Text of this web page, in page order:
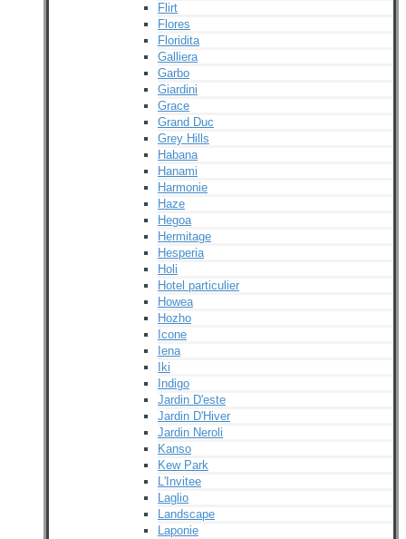
Flirt
Flores
Floridita
Galliera
Garbo
Giardini
Grace
Grand Duc
Grey Hills
Habana
Hanami
Harmonie
Haze
Hegoa
Hermitage
Hesperia
Holi
Hotel particulier
Howea
Hozho
Icone
Iena
Iki
Indigo
Jardin D'este
Jardin D'Hiver
Jardin Neroli
Kanso
Kew Park
L'Invitee
Laglio
Landscape
Laponie